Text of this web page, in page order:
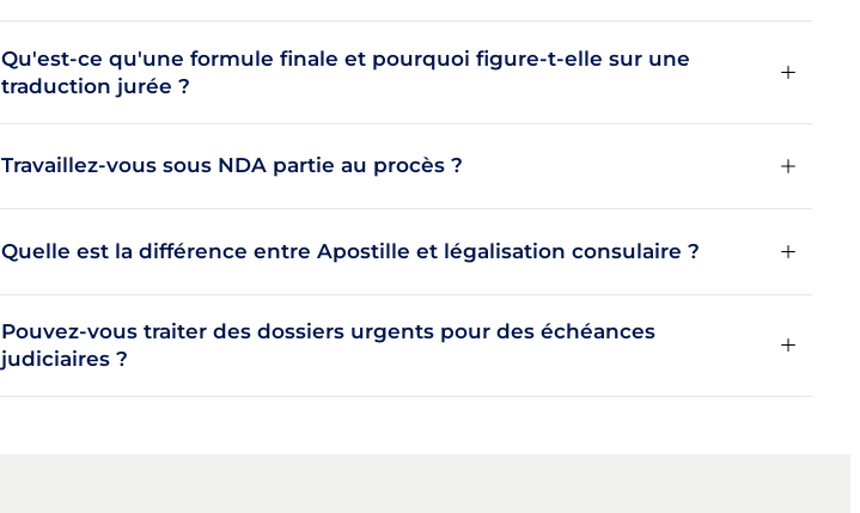
Qu'est-ce qu'une formule finale et pourquoi figure-t-elle sur une
traduction jurée ?
Travaillez-vous sous NDA partie au procès ?
Quelle est la différence entre Apostille et légalisation consulaire ?
Pouvez-vous traiter des dossiers urgents pour des échéances
judiciaires ?